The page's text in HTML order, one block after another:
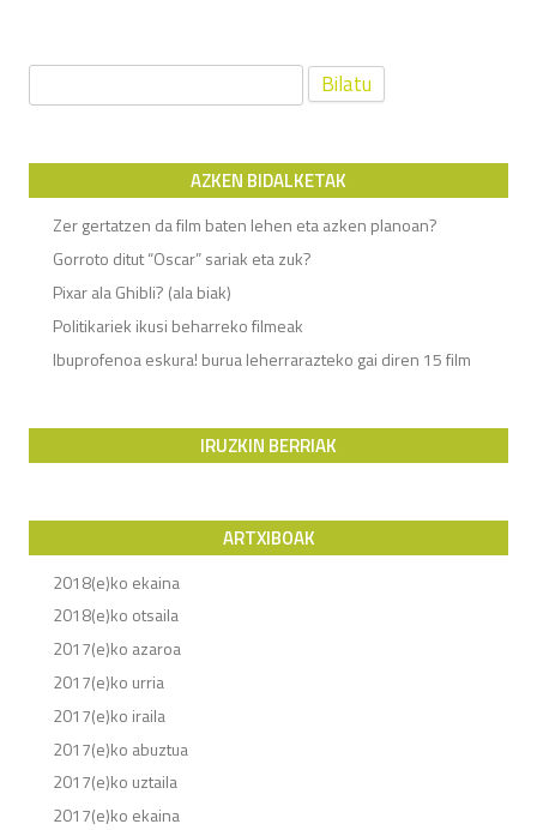
Bilatu:
AZKEN BIDALKETAK
Zer gertatzen da film baten lehen eta azken planoan?
Gorroto ditut “Oscar” sariak eta zuk?
Pixar ala Ghibli? (ala biak)
Politikariek ikusi beharreko filmeak
Ibuprofenoa eskura! burua leherrarazteko gai diren 15 film
IRUZKIN BERRIAK
ARTXIBOAK
2018(e)ko ekaina
2018(e)ko otsaila
2017(e)ko azaroa
2017(e)ko urria
2017(e)ko iraila
2017(e)ko abuztua
2017(e)ko uztaila
2017(e)ko ekaina